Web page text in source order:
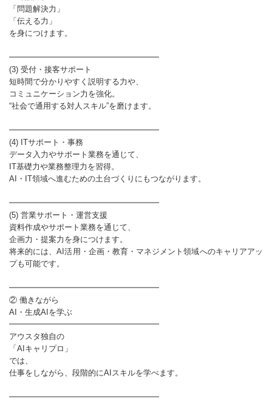
「問題解決力」
「伝える力」
を身につけます。
━━━━━━━━━━━━━━━━━━━
(3) 受付・接客サポート
短時間で分かりやすく説明する力や、
コミュニケーション力を強化。
“社会で通用する対人スキル”を磨けます。
━━━━━━━━━━━━━━━━━━━
(4) ITサポート・事務
データ入力やサポート業務を通じて、
IT基礎力や業務整理力を習得。
AI・IT領域へ進むための土台づくりにもつながります。
━━━━━━━━━━━━━━━━━━━
(5) 営業サポート・運営支援
資料作成やサポート業務を通じて、
企画力・提案力を身につけます。
将来的には、AI活用・企画・教育・マネジメント領域へのキャリアアッ
プも可能です。
━━━━━━━━━━━━━━━━━━━
② 働きながら
AI・生成AIを学ぶ
━━━━━━━━━━━━━━━━━━━
アウスタ独自の
「AIキャリプロ」
では、
仕事をしながら、段階的にAIスキルを学べます。
━━━━━━━━━━━━━━━━━━━